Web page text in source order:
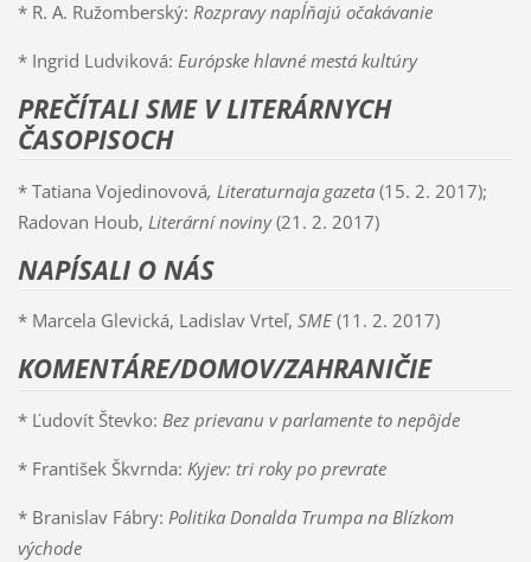
* R. A. Ružomberský: Rozpravy napĺňajú očakávanie
* Ingrid Ludviková: Európske hlavné mestá kultúry
PREČÍTALI SME V LITERÁRNYCH
ČASOPISOCH
* Tatiana Vojedinovová, Literaturnaja gazeta (15. 2. 2017);
Radovan Houb, Literární noviny(21. 2. 2017)
NAPÍSALI O NÁS
* Marcela Glevická, Ladislav Vrteľ, SME(11. 2. 2017)
KOMENTÁRE/DOMOV/ZAHRANIČIE
* Ľudovít Števko: Bez prievanu v parlamente to nepôjde
* František Škvrnda: Kyjev: tri roky po prevrate
* Branislav Fábry: Politika Donalda Trumpa na Blízkom
východe